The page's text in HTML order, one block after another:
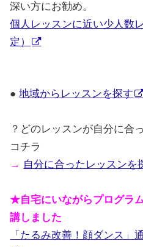
深い方にお勧め。
個人レッスンに近い少人数
定）
●地域からレッスンを探す
？どのレッスンが自分に合
コチラ
→ 自分に合ったレッスンを
★自宅にいながらプログラ
講しました
「たるみ改善！顔ダンス」